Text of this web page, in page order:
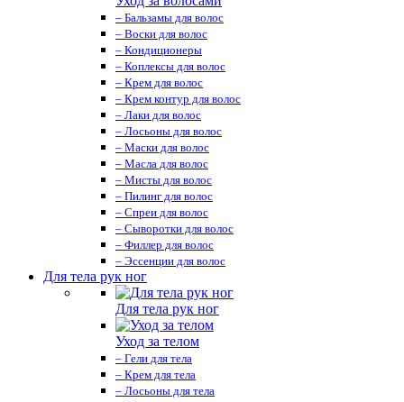
– Бальзамы для волос
– Воски для волос
– Кондиционеры
– Коплексы для волос
– Крем для волос
– Крем контур для волос
– Лаки для волос
– Лосьоны для волос
– Маски для волос
– Масла для волос
– Мисты для волос
– Пилинг для волос
– Спреи для волос
– Сыворотки для волос
– Филлер для волос
– Эссенции для волос
Для тела рук ног
Для тела рук ног
Уход за телом
– Гели для тела
– Крем для тела
– Лосьоны для тела